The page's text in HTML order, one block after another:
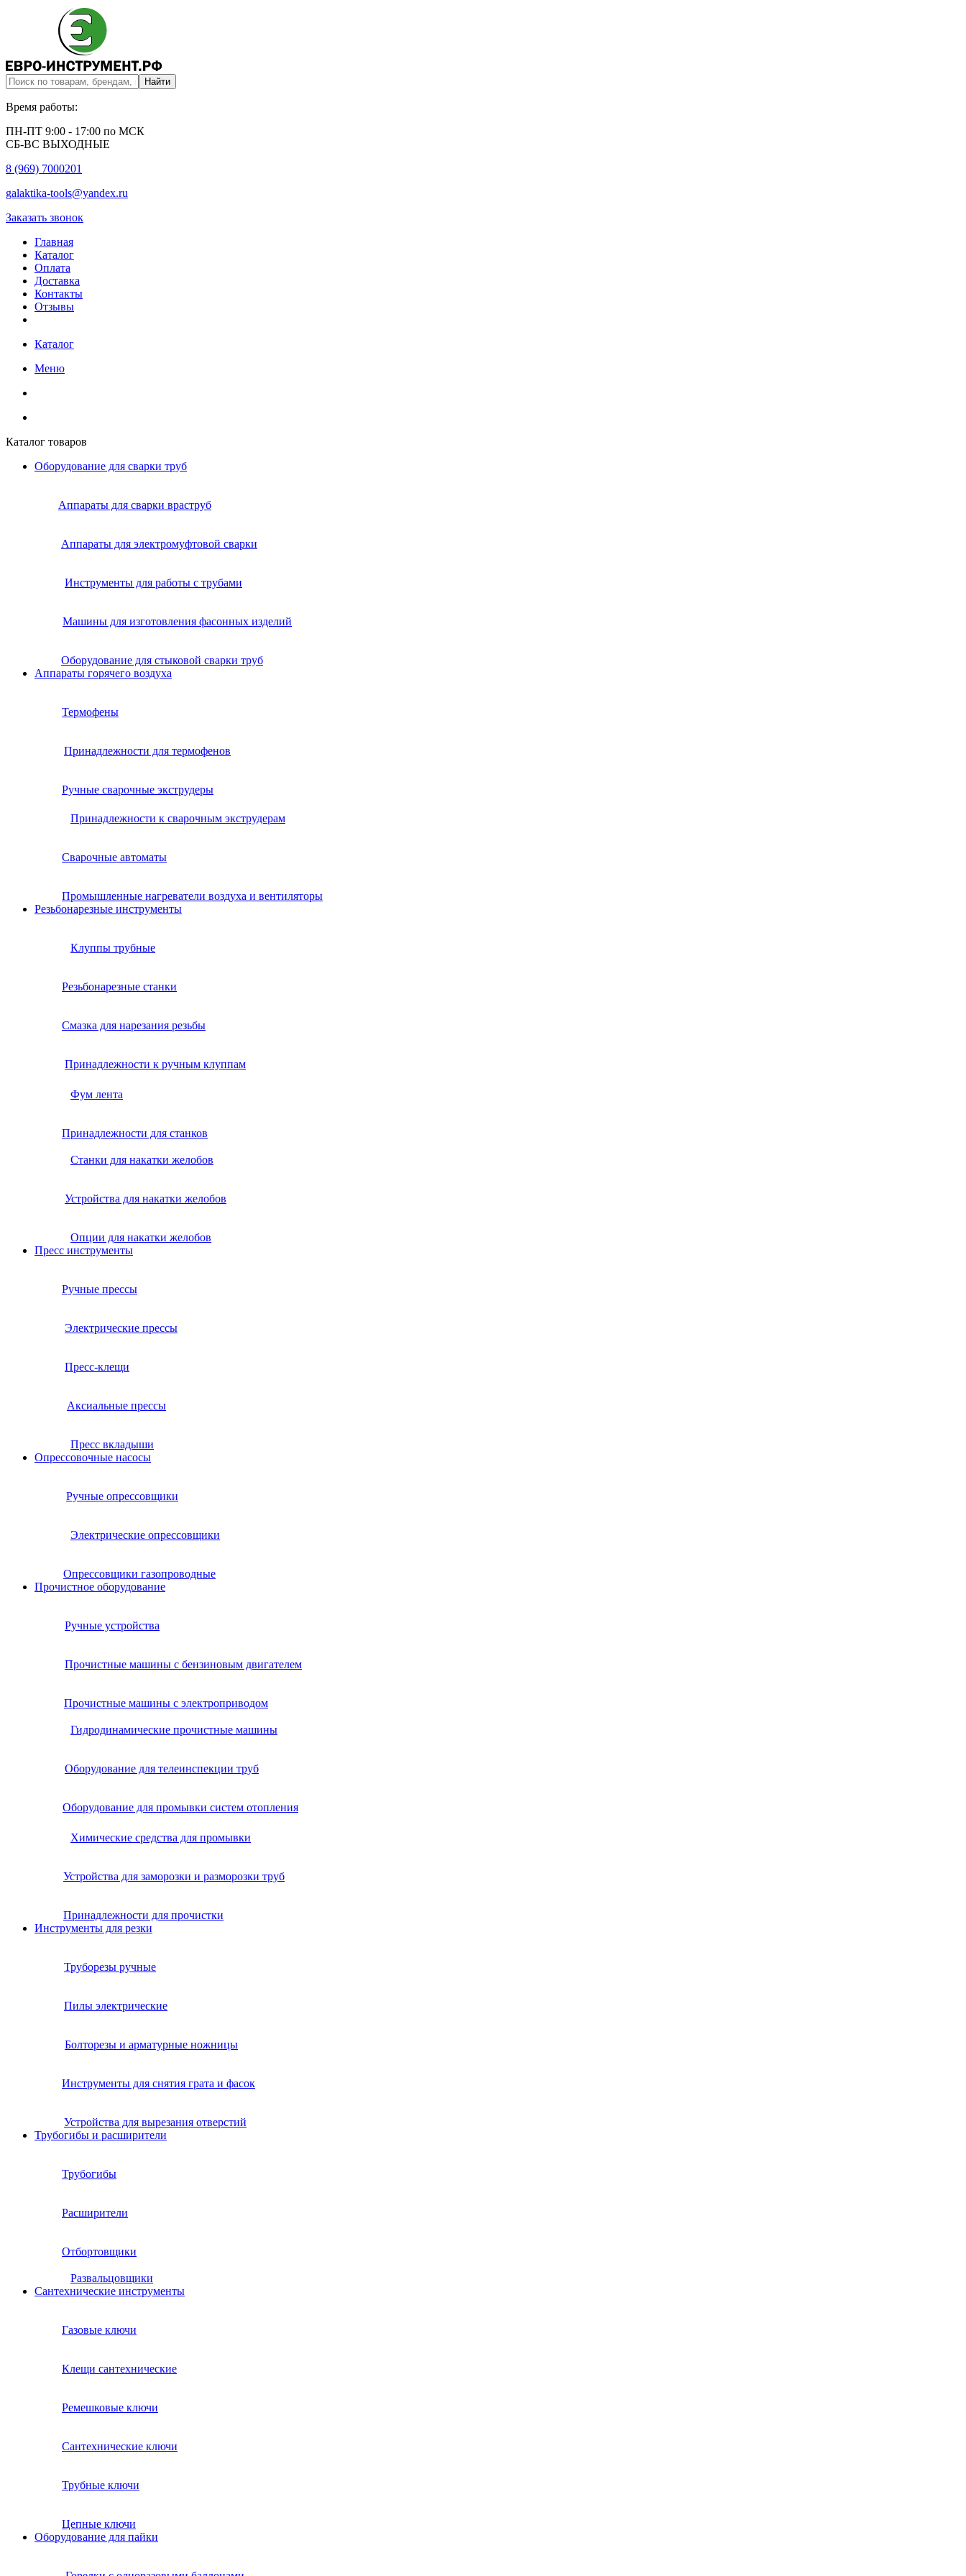
Время работы:
ПН-ПТ 9:00 - 17:00 по МСК
СБ-ВС ВЫХОДНЫЕ
8 (969) 7000201
galaktika-tools@yandex.ru
Заказать звонок
Главная
Каталог
Оплата
Доставка
Контакты
Отзывы
Каталог
Меню
Каталог товаров
Оборудование для сварки труб
Аппараты для сварки враструб
Аппараты для электромуфтовой сварки
Инструменты для работы с трубами
Машины для изготовления фасонных изделий
Оборудование для стыковой сварки труб
Аппараты горячего воздуха
Термофены
Принадлежности для термофенов
Ручные сварочные экструдеры
Принадлежности к сварочным экструдерам
Сварочные автоматы
Промышленные нагреватели воздуха и вентиляторы
Резьбонарезные инструменты
Клуппы трубные
Резьбонарезные станки
Смазка для нарезания резьбы
Принадлежности к ручным клуппам
Фум лента
Принадлежности для станков
Станки для накатки желобов
Устройства для накатки желобов
Опции для накатки желобов
Пресс инструменты
Ручные прессы
Электрические прессы
Пресс-клещи
Аксиальные прессы
Пресс вкладыши
Опрессовочные насосы
Ручные опрессовщики
Электрические опрессовщики
Опрессовщики газопроводные
Прочистное оборудование
Ручные устройства
Прочистные машины с бензиновым двигателем
Прочистные машины с электроприводом
Гидродинамические прочистные машины
Оборудование для телеинспекции труб
Оборудование для промывки систем отопления
Химические средства для промывки
Устройства для заморозки и разморозки труб
Принадлежности для прочистки
Инструменты для резки
Труборезы ручные
Пилы электрические
Болторезы и арматурные ножницы
Инструменты для снятия грата и фасок
Устройства для вырезания отверстий
Трубогибы и расширители
Трубогибы
Расширители
Отбортовщики
Развальцовщики
Сантехнические инcтрументы
Газовые ключи
Клещи сантехнические
Ремешковые ключи
Сантехнические ключи
Трубные ключи
Цепные ключи
Оборудование для пайки